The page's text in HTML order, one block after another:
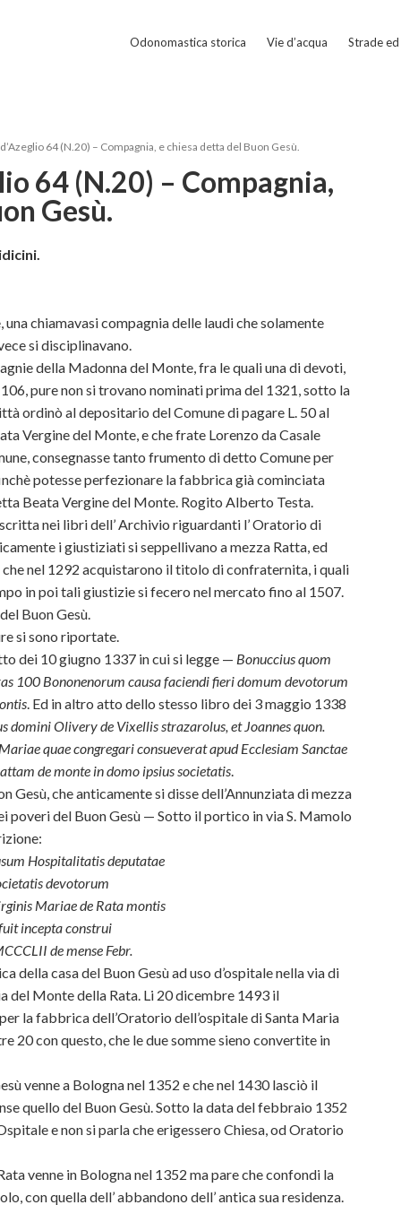
Odonomastica storica Vie d’acqua Strade
64 (N.20) – Compagnia, e chiesa detta del Buon Gesù.
64 (N.20) – Compagnia,
Gesù.
chiamavasi compagnia delle laudi che solamente
si disciplinavano.
della Madonna del Monte, fra le quali una di devoti,
pure non si trovano nominati prima del 1321, sotto la
ordinò al depositario del Comune di pagare L. 50 al
Vergine del Monte, e che frate Lorenzo da Casale
consegnasse tanto frumento di detto Comune per
potesse perfezionare la fabbrica già cominciata
Beata Vergine del Monte. Rogito Alberto Testa.
nei libri dell’ Archivio riguardanti l’ Oratorio di
i giustiziati si seppellivano a mezza Ratta, ed
nel 1292 acquistarono il titolo di confraternita, i quali
in poi tali giustizie si fecero nel mercato fino al 1507.
Buon Gesù.
si sono riportate.
dei 10 giugno 1337 in cui si legge — Bonuccius quom
100 Bononenorum causa faciendi fieri domum devotorum
. Ed in altro atto dello stesso libro dei 3 maggio 1338
domini Olivery de Vixellis strazarolus, et Joannes quon.
quae congregari consueverat apud Ecclesiam Sanctae
de monte in domo ipsius societatis.
Gesù, che anticamente si disse dell’Annunziata di mezza
poveri del Buon Gesù — Sotto il portico in via S. Mamolo
Hospitalitatis deputatae
devotorum
Mariae de Rata montis
incepta construi
de mense Febr.
casa del Buon Gesù ad uso d’ospitale nella via di
del Monte della Rata. Li 20 dicembre 1493 il
la fabbrica dell’Oratorio dell’ospitale di Santa Maria
20 con questo, che le due somme sieno convertite in
venne a Bologna nel 1352 e che nel 1430 lasciò il
quello del Buon Gesù. Sotto la data del febbraio 1352
e non si parla che erigessero Chiesa, od Oratorio
venne in Bologna nel 1352 ma pare che confondi la
con quella dell’ abbandono dell’ antica sua residenza.